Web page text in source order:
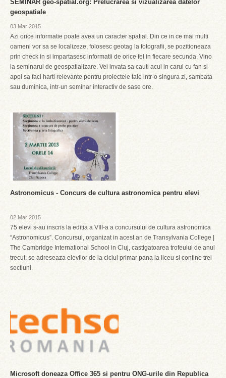
SEMINAR geo-spatial.org: Prelucrarea si vizualizarea datelor
geospatiale
03 Mar 2015
Azi orice informatie poate avea un caracter spatial. Din ce in ce mai multi
oameni vor sa se localizeze, folosesc geotag la fotografii, se pozitioneaza
prin check in si impartasesc informatii de orice fel in fiecare secunda. Vino
la seminarul de geospatializare. Vei invata sa cauti acul in carul cu fan si
apoi sa faci harti relevante pentru proiectele tale intr-o singura zi, sambata
sau duminica, intr-un seminar interactiv de sase ore.
Astronomicus - Concurs de cultura astronomica pentru elevi
02 Mar 2015
75 elevi s-au inscris la editia a VIII-a a concursului de cultura astronomica
“Astronomicus”. Concursul, organizat in acest an de Transylvania College |
The Cambridge International School in Cluj, castigatoarea trofeului de anul
trecut, se adreseaza elevilor de la ciclul primar pana la liceu si contine trei
sectiuni.
Microsoft doneaza Office 365 si pentru ONG-urile din Republica